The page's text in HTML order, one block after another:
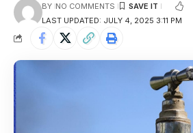
LAST UPDATED: JULY 4, 2025 3:11 PM
BY NO COMMENTS